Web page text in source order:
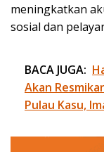
meningkatkan
sosial dan
BACA JUGA:
Akan
Pulau Kasu,